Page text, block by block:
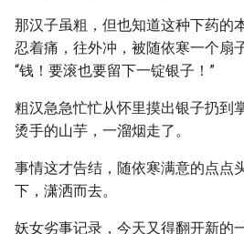
那汉子虽粗，但也知道这种下药的
忍着痛，往外冲，被随依寒一个扇
“钱！要滚也要留下一锭银子！”
粗汉急急忙忙从怀里摸出银子扔到
烫手的山芋，一溜烟走了。
事情这才告结，随依寒满意的点点
下，潇洒而去。
妖女劣事记录，今天又得翻开新的